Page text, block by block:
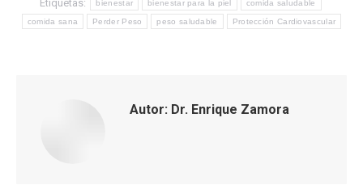
Etiquetas: bienestar bienestar para la piel comida saludable
comida sana Perder Peso peso saludable Protección Cardiovascular
Autor: Dr. Enrique Zamora